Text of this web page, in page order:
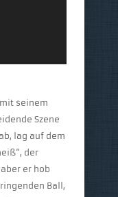
seinem
Szene
lag auf dem
der
er hob
Ball,